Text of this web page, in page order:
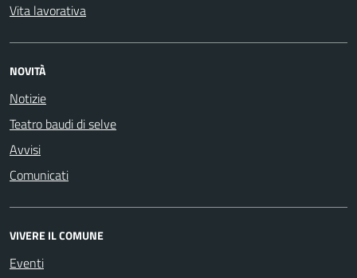
Vita lavorativa
NOVITÀ
Notizie
Teatro baudi di selve
Avvisi
Comunicati
VIVERE IL COMUNE
Eventi